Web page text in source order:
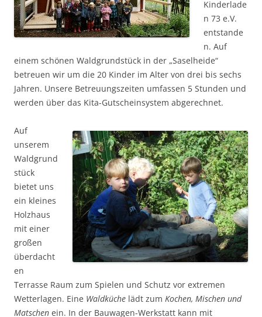
Kinderlade
n 73 e.V.
entstande
n. Auf
einem schönen Waldgrundstück in der „Saselheide“
betreuen wir um die 20 Kinder im Alter von drei bis sechs
Jahren. Unsere Betreuungszeiten umfassen 5 Stunden und
werden über das Kita-Gutscheinsystem abgerechnet.
Auf
unserem
Waldgrund
stück
bietet uns
ein kleines
Holzhaus
mit einer
großen
überdacht
en
Terrasse Raum zum Spielen und Schutz vor extremen
Wetterlagen. Eine Waldküche lädt zum Kochen, Mischen und
Matschen ein. In der Bauwagen-Werkstatt kann mit